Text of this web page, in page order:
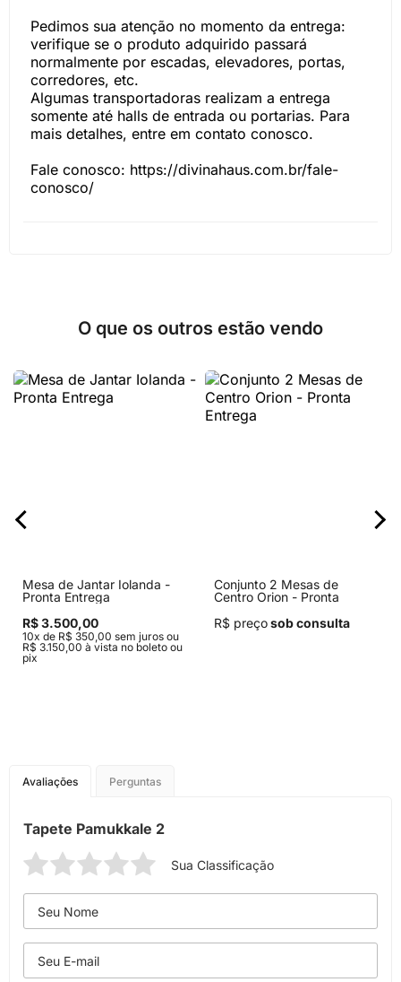
Pedimos sua atenção no momento da entrega:
verifique se o produto adquirido passará
normalmente por escadas, elevadores, portas,
corredores, etc.
Algumas transportadoras realizam a entrega
somente até halls de entrada ou portarias. Para
mais detalhes, entre em contato conosco.
Fale conosco: https://divinahaus.com.br/fale-
conosco/
O que os outros estão vendo
Mesa de Jantar Iolanda -
Pronta Entrega
R$ 3.500,00
10x de R$ 350,00 sem juros ou
R$ 3.150,00 à vista no boleto ou
pix
Conjunto 2 Mesas de
Centro Orion - Pronta
R$ preçosob consulta
Avaliações Perguntas
Tapete Pamukkale 2
Sua Classificação